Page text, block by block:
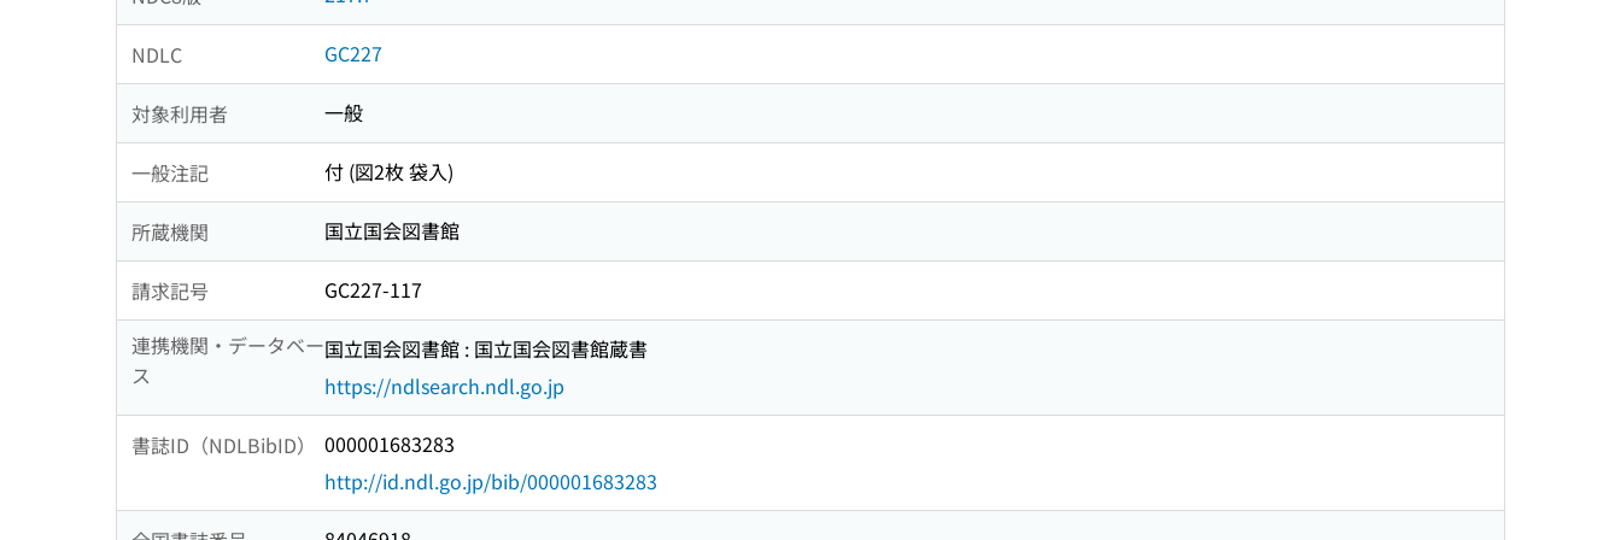
NDLC GC227
対象利用者 一般
一般注記 付 (図2枚 袋入)
所蔵機関 国立国会図書館
請求記号
GC227-117
連携機関・データベー
ス
国立国会図書館 : 国立国会図書館蔵書
https://ndlsearch.ndl.go.jp
書誌ID（NDLBibID）
000001683283
http://id.ndl.go.jp/bib/000001683283